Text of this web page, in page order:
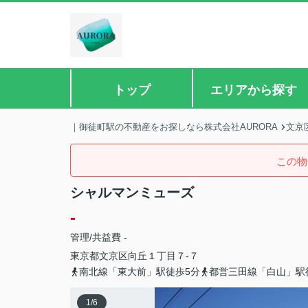
トップ エリアから探す
｜御徒町駅の不動産をお探しなら株式会社AURORA 文京
この
シャルマンミューズ
-
管理/共益費 -
東京都文京区向丘 １丁目７-７
南北線「東大前」駅徒歩5分
都営三田線「白山」駅
1/6